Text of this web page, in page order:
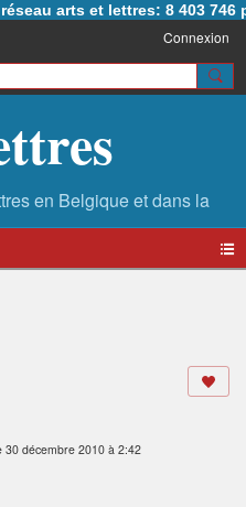
arts et lettres: 8 403 746
Connexion
30 décembre 2010 à 2:42